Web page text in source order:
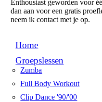
Enthousiast geworden voor
dan aan voor een gratis
neem ik contact met je op.
Home
Groepslessen
Zumba
Full Body Workout
Clip Dance '90/'00